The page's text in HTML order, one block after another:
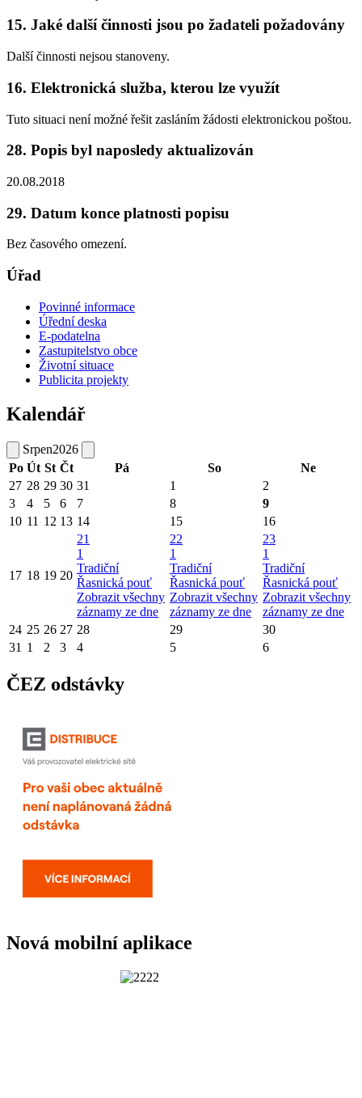
15. Jaké další činnosti jsou po žadateli požadovány
Další činnosti nejsou stanoveny.
16. Elektronická služba, kterou lze využít
Tuto situaci není možné řešit zasláním žádosti elektronickou poštou.
28. Popis byl naposledy aktualizován
20.08.2018
29. Datum konce platnosti popisu
Bez časového omezení.
Úřad
Povinné informace
Úřední deska
E-podatelna
Zastupitelstvo obce
Životní situace
Publicita projekty
Kalendář
Srpen2026
Po Út St Čt Pá So
Ne
27 28 29 30 31 1
2
3
4 5 6 7 8
9
10 11 12 13 14 15 16
17 18 19 20
21
1
Tradiční
Řasnická pouť
Zobrazit všechny
záznamy ze dne
22
1
Tradiční
Řasnická pouť
Zobrazit všechny
záznamy ze dne
23
1
Tradiční
Řasnická pouť
Zobrazit všechny
záznamy ze dne
24 25 26 27 28 29
30
31 1 2 3 4 5 6
ČEZ odstávky
Nová mobilní aplikace